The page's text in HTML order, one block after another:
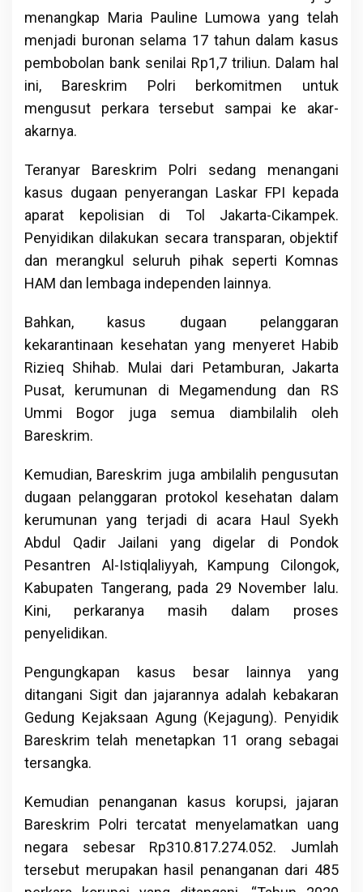
menangkap Maria Pauline Lumowa yang telah
menjadi buronan selama 17 tahun dalam kasus
pembobolan bank senilai Rp1,7 triliun. Dalam hal
ini, Bareskrim Polri berkomitmen untuk
mengusut perkara tersebut sampai ke akar-
akarnya.
Teranyar Bareskrim Polri sedang menangani
kasus dugaan penyerangan Laskar FPI kepada
aparat kepolisian di Tol Jakarta-Cikampek.
Penyidikan dilakukan secara transparan, objektif
dan merangkul seluruh pihak seperti Komnas
HAM dan lembaga independen lainnya.
Bahkan, kasus dugaan pelanggaran
kekarantinaan kesehatan yang menyeret Habib
Rizieq Shihab. Mulai dari Petamburan, Jakarta
Pusat, kerumunan di Megamendung dan RS
Ummi Bogor juga semua diambilalih oleh
Bareskrim.
Kemudian, Bareskrim juga ambilalih pengusutan
dugaan pelanggaran protokol kesehatan dalam
kerumunan yang terjadi di acara Haul Syekh
Abdul Qadir Jailani yang digelar di Pondok
Pesantren Al-Istiqlaliyyah, Kampung Cilongok,
Kabupaten Tangerang, pada 29 November lalu.
Kini, perkaranya masih dalam proses
penyelidikan.
Pengungkapan kasus besar lainnya yang
ditangani Sigit dan jajarannya adalah kebakaran
Gedung Kejaksaan Agung (Kejagung). Penyidik
Bareskrim telah menetapkan 11 orang sebagai
tersangka.
Kemudian penanganan kasus korupsi, jajaran
Bareskrim Polri tercatat menyelamatkan uang
negara sebesar Rp310.817.274.052. Jumlah
tersebut merupakan hasil penanganan dari 485